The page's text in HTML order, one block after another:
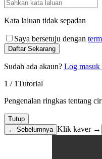
Kata laluan tidak sepadan
Saya bersetuju dengan
Daftar Sekarang
Sudah ada akaun? Log masuk
1 / 1Tutorial
Pengenalan ringkas tentang
Tutup
← Sebelumnya Klik kaver →